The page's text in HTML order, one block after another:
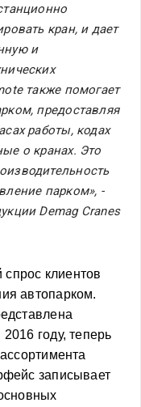
кран, и дает
и
также помогает
предоставляя
работы, кодах
о кранах. Это
парком», -
Demag Cranes
клиентов
автопарком.
году, теперь
записывает